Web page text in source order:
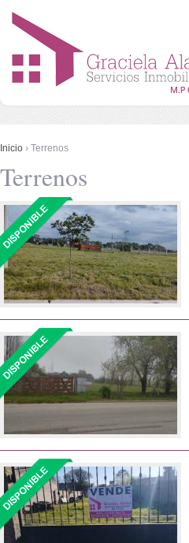
Menú principal
Se encuentra
Inicio › Terrenos
Terrenos